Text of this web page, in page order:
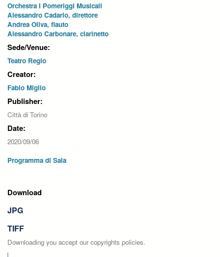
Orchestra I Pomeriggi Musicali
Alessandro Cadario, direttore
Andrea Oliva, flauto
Alessandro Carbonare, clarinetto
Sede/Venue:
Teatro Regio
Creator:
Fabio Miglio
Publisher:
Città di Torino
Date:
2020/09/06
Programma di Sala
Download
JPG
TIFF
Downloading you accept our copyrights policies.